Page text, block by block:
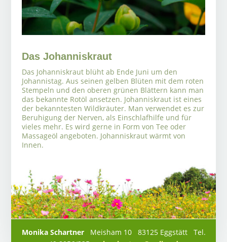
Das Johanniskraut
Das Johanniskraut blüht ab Ende Juni um den
Johannistag. Aus seinen gelben Blüten mit dem roten
Stempeln und den oberen grünen Blättern kann man
das bekannte Rotöl ansetzen. Johanniskraut ist eines
der bekanntesten Wildkräuter. Man verwendet es zur
Beruhigung der Nerven, als Einschlafhilfe und für
vieles mehr. Es wird gerne in Form von Tee oder
Massageöl angeboten. Johanniskraut wärmt von
Innen.
Monika SchartnerMeisham 10 83125 Eggstätt Tel.